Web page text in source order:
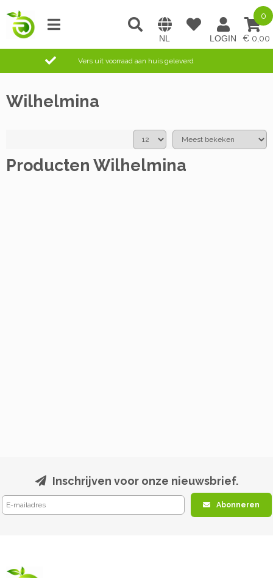
0,00
0
Vers uit voorraad aan huis geleverd
Wilhelmina
Producten Wilhelmina
Inschrijven voor onze nieuwsbrief.
Abonneren